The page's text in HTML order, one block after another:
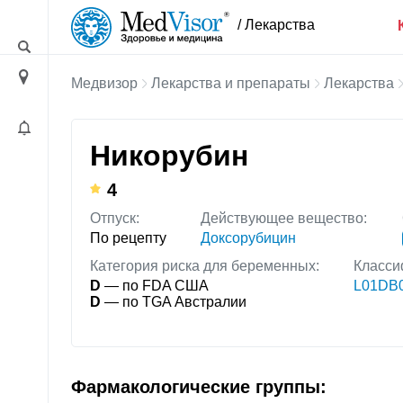
/ Лекарства
Медвизор Лекарства и препараты Лекарства
Никорубин
4
Отпуск:
По рецепту
Действующее вещество:
Доксорубицин
Категория риска для беременных:
D — по FDA США
D — по TGA Австралии
Фармакологические группы: